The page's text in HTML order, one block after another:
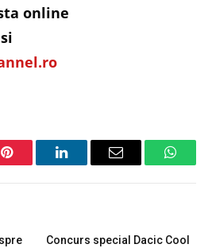
online
si
Pinterest LinkedInEmail
Concurs special Dacic Cool